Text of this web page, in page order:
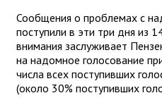
Сообщения о проблемах с
поступили в эти три дня из
внимания заслуживает
на надомное голосование
числа всех поступивших
(около 30% поступивших